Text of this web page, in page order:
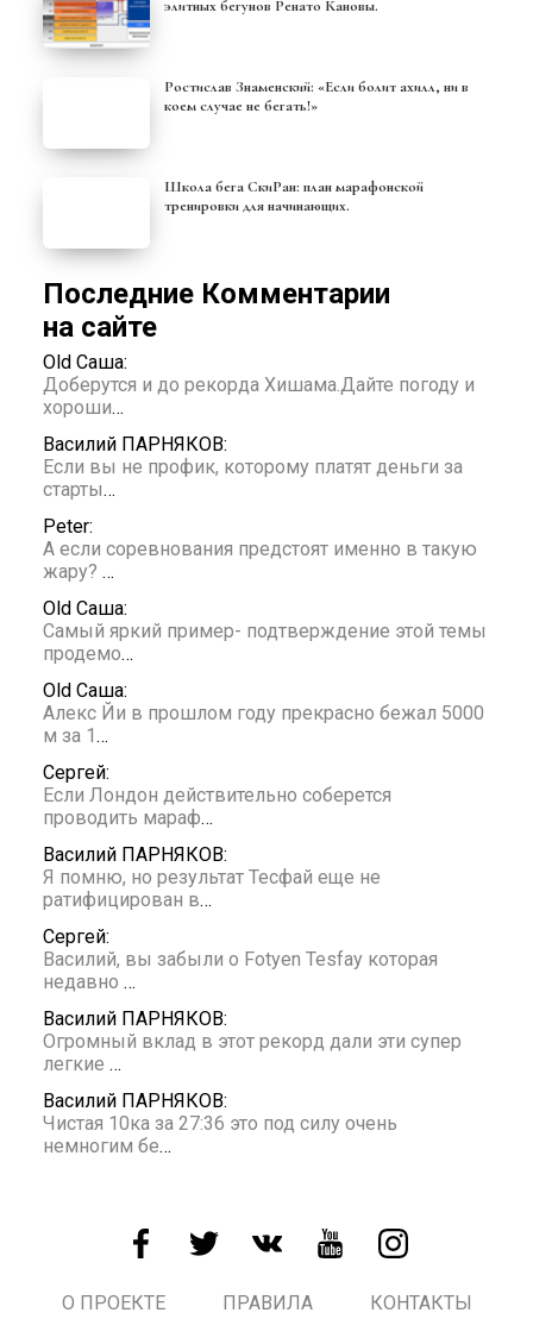
элитных бегунов Ренато Кановы.
Ростислав Знаменский: «Если болит ахилл, ни в
коем случае не бегать!»
Школа бега СкиРан: план марафонской
тренировки для начинающих.
Последние Комментарии
на сайте
Old Саша:
Доберутся и до рекорда Хишама.Дайте погоду и
хороши…
Василий ПАРНЯКОВ:
Если вы не профик, которому платят деньги за
старты…
Peter:
А если соревнования предстоят именно в такую
жару? …
Old Саша:
Самый яркий пример- подтверждение этой темы
продемо…
Old Саша:
Алекс Йи в прошлом году прекрасно бежал 5000
м за 1…
Сергей:
Если Лондон действительно соберется
проводить мараф…
Василий ПАРНЯКОВ:
Я помню, но результат Тесфай еще не
ратифицирован в…
Сергей:
Василий, вы забыли о Fotyen Tesfay которая
недавно …
Василий ПАРНЯКОВ:
Огромный вклад в этот рекорд дали эти супер
легкие …
Василий ПАРНЯКОВ:
Чистая 10ка за 27:36 это под силу очень
немногим бе…
О ПРОЕКТЕ ПРАВИЛА КОНТАКТЫ